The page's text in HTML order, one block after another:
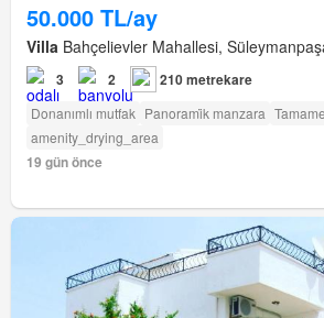
50.000 TL/ay
Villa Bahçelievler Mahallesi,
3 2 210 metrekare
Donanımlı mutfak Panorami̇k manzara
amenity_drying_area
19 gün önce